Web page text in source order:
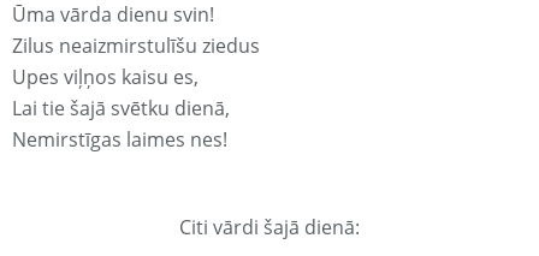
Ūma vārda dienu svin!
Zilus neaizmirstulīšu ziedus
Upes viļņos kaisu es,
Lai tie šajā svētku dienā,
Nemirstīgas laimes nes!
Citi vārdi šajā dienā: